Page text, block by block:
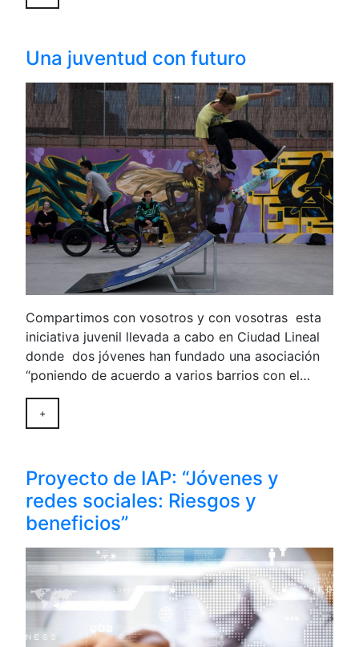
Una juventud con futuro
Compartimos con vosotros y con vosotras esta
iniciativa juvenil llevada a cabo en Ciudad Lineal
donde dos jóvenes han fundado una asociación
“poniendo de acuerdo a varios barrios con el…
+
Proyecto de IAP: “Jóvenes y
redes sociales: Riesgos y
beneficios”